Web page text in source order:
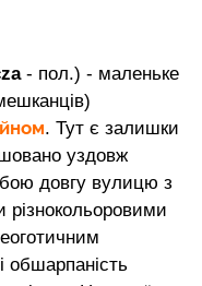
- пол.) - маленьке
. Тут є залишки
уздовж
довгу вулицю з
обшарпаність